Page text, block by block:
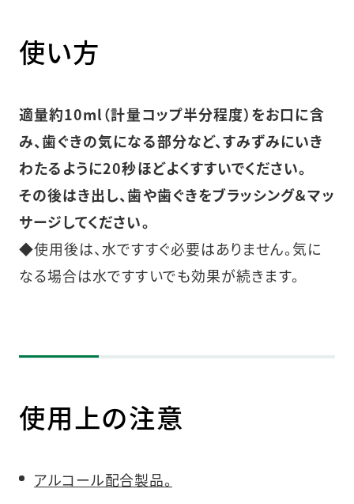
使い方
適量約10ml（計量コップ半分程度）をお口に含
み、歯ぐきの気になる部分など、すみずみにいき
わたるように20秒ほどよくすすいでください。
その後はき出し、歯や歯ぐきをブラッシング＆マッ
サージしてください。
◆使用後は、水ですすぐ必要はありません。気に
なる場合は水ですすいでも効果が続きます。
使用上の注意
アルコール配合製品。